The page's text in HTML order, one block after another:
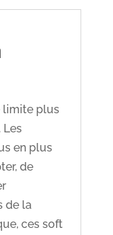
limite plus
Les
en plus
de
de la
ces soft